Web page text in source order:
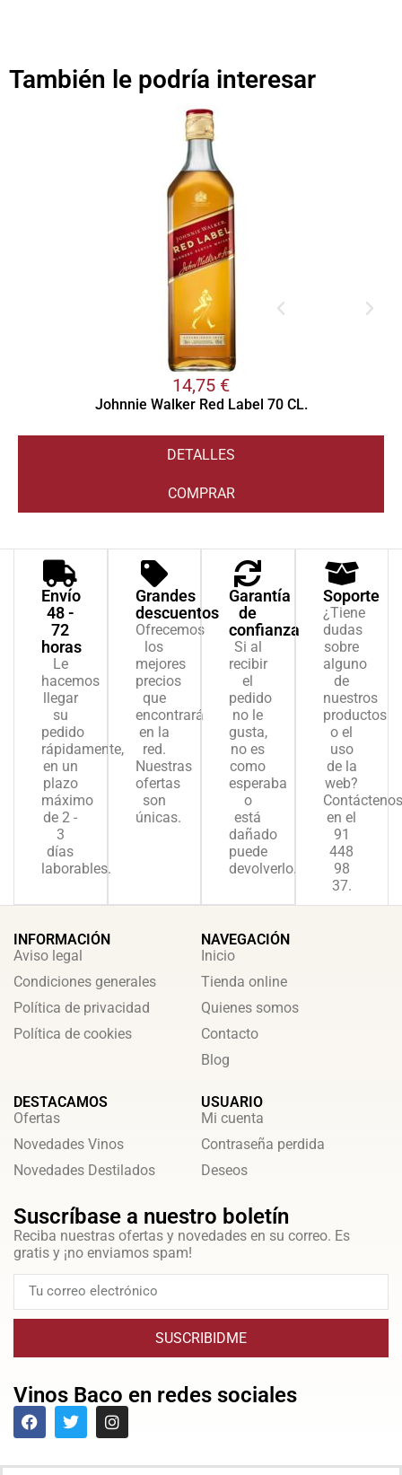
También le podría interesar
14,75 €
Johnnie Walker Red Label 70 CL.
DETALLES
COMPRAR
Envío
48 -
72
horas
Le
hacemos
llegar
su
pedido
rápidamente,
en un
plazo
máximo
de 2 -
3
días
laborables.
Grandes
descuentos
Ofrecemos
los
mejores
precios
que
encontrará
en la
red.
Nuestras
ofertas
son
únicas.
Garantía
de
confianza
Si al
recibir
el
pedido
no le
gusta,
no es
como
esperaba
o
está
dañado
puede
devolverlo.
Soporte
¿Tiene
dudas
sobre
alguno
de
nuestros
productos
o el
uso
de la
web?
Contáctenos
en el
91
448
98
37.
INFORMACIÓN
Aviso legal
Condiciones generales
Política de privacidad
Política de cookies
NAVEGACIÓN
Inicio
Tienda online
Quienes somos
Contacto
Blog
DESTACAMOS
Ofertas
Novedades Vinos
Novedades Destilados
USUARIO
Mi cuenta
Contraseña perdida
Deseos
Suscríbase a nuestro boletín
Reciba nuestras ofertas y novedades en su correo. Es
gratis y ¡no enviamos spam!
SUSCRIBIDME
Vinos Baco en redes sociales